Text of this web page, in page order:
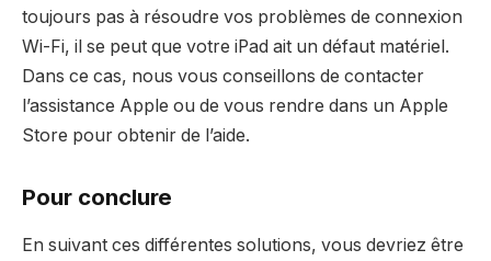
toujours pas à résoudre vos problèmes de connexion
Wi-Fi, il se peut que votre iPad ait un défaut matériel.
Dans ce cas, nous vous conseillons de contacter
l’assistance Apple ou de vous rendre dans un Apple
Store pour obtenir de l’aide.
Pour conclure
En suivant ces différentes solutions, vous devriez être